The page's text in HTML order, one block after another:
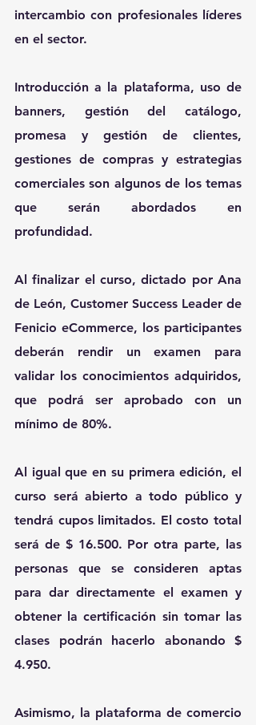
intercambio con profesionales líderes
en el sector.
Introducción a la plataforma, uso de
banners, gestión del catálogo,
promesa y gestión de clientes,
gestiones de compras y estrategias
comerciales son algunos de los temas
que serán abordados en
profundidad.
Al finalizar el curso, dictado por Ana
de León, Customer Success Leader de
Fenicio eCommerce, los participantes
deberán rendir un examen para
validar los conocimientos adquiridos,
que podrá ser aprobado con un
mínimo de 80%.
Al igual que en su primera edición, el
curso será abierto a todo público y
tendrá cupos limitados. El costo total
será de $ 16.500. Por otra parte, las
personas que se consideren aptas
para dar directamente el examen y
obtener la certificación sin tomar las
clases podrán hacerlo abonando $
4.950.
Asimismo, la plataforma de comercio